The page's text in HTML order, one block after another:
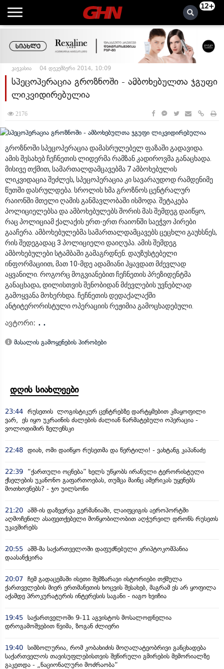
12+
კავკასია 04 დეკემბერი 2014, 10:09
სპეცოპერაცია გროზნოში - ამბოხებულთა ჯგუფი
ლიკვიდირებულია
2176
გროზნოში სპეცოპერაცია დამასრულებელ ფაზაში გადავიდა.
ამის შესახებ ჩეჩნეთის ლიდერმა რამზან კადიროვმა განაცხადა.
მისივე თქმით, სამართალდამცავებმა 7 ამბოხებულის
ლიკვიდაცია შეძლეს, სპეცოპერაცია კი სავარაუდოდ რამდენიმე
წუთში დასრულდება. სროლის ხმა გროზნოს ცენტრალურ
რაიონში მთელი ღამის განმავლობაში ისმოდა. შეტაკება
პოლიციელებსა და ამბოხებულებს შორის მას შემდეგ დაიწყო,
რაც პოლიციამ ქალაქის ერთ-ერთ რაიონში საეჭვო პირები
გააჩერა. ამბოხებულებმა სამართალდამცავებს ცეცხლი გაუხსნეს,
რის შედეგადაც 3 პოლიციელი დაიღუპა. ამის შემდეგ
ამბოხებულები სტამბაში გამაგრდნენ. დაუზუსტებელი
ინფორმაციით, მათ 10-მდე ადამიანი ჰყავდათ მძევლად
აყვანილი. როგორც მოგვიანებით ჩეჩნეთის პრეზიდენტმა
განაცხადა, დილისთვის შენობიდან მძევლების უვნებლად
გამოყვანა მოხერხდა. ჩეჩნეთის დედაქალაქში
ანტიტერორისტული ოპერაციის რეჟიმია გამოცხადებული.
ავტორი: . .
მასალის გამოყენების პირობები
დღის სიახლეები
23:44 რუსეთის ლოგისტიკურ ცენტრებზე დარტყმებით კმაყოფილი
ვარ, ეს იყო უკრაინის ძალების ძალიან წარმატებული ოპერაცია -
ვოლოდიმირ ზელენსკი
22:48 დიახ, ომი დაიწყო რუსეთმა და წერტილი! - ვახტანგ კაპანაძე
22:39
“ქართული ოცნება” ხელს უწყობს ირანული ტერორისტული
ქსელების უკანონო გაფართოებას, თუმცა მაინც ამერიკას უყენებს
მოთხოვნებს? - ჯო უილსონი
21:20 აშშ-ის დაზვერვა გერმანიაში, ლაიფციგის აეროპორტში
აღმოჩენილ ასაფეთქებელი მოწყობილობით აღჭურვილ დრონს რუსეთს
უკავშირებს
20:55 აშშ-მა საქართველოში დაფუძნებული კრიპტოკომპანია
დაასანქცირა
20:07 ჩემ გადაცემაში ისეთი შემზარავი ისტორიები თქმულა
ქართველების მიერ ერთმანეთის ხოცვის შესახებ, მაგრამ ეს არ ყოფილა
აქამდე პროკურატურის ინტერესის საგანი - იაგო ხვიჩია
19:45 საქართველოში 9-11 აგვისტოს მოსალოდნელია
დროგამოშვებით წვიმა, ზოგან ძლიერი
19:40 სიმბოლურია, რომ კობახიძის მოღალატეობრივი განცხადება
საქართველოს თავისუფლებისთვის შეწირული გმირების მემორიალზე
გაკეთდა - „ნაციონალური მოძრაობა“